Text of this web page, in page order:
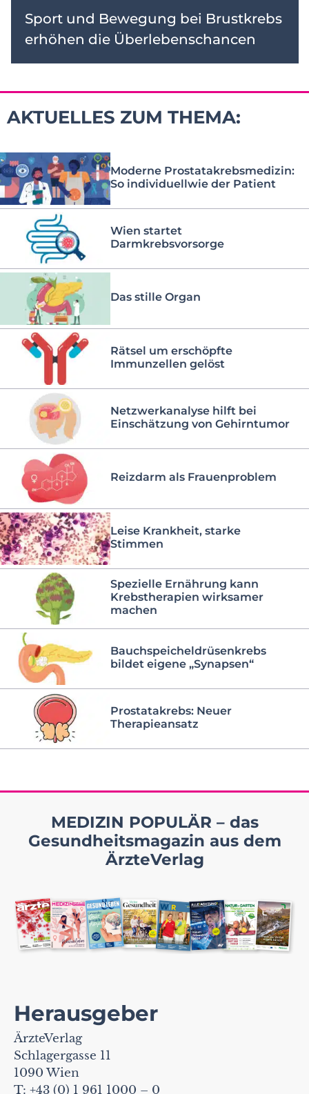
Sport und Bewegung bei Brustkrebs
erhöhen die Überlebenschancen
AKTUELLES ZUM THEMA:
Moderne Prostatakrebsmedizin:
So individuellwie der Patient
Wien startet
Darmkrebsvorsorge
Das stille Organ
Rätsel um erschöpfte
Immunzellen gelöst
Netzwerkanalyse hilft bei
Einschätzung von Gehirntumor
Reizdarm als Frauenproblem
Leise Krankheit, starke
Stimmen
Spezielle Ernährung kann
Krebstherapien wirksamer
machen
Bauchspeicheldrüsenkrebs
bildet eigene „Synapsen“
Prostatakrebs: Neuer
Therapieansatz
MEDIZIN POPULÄR – das
Gesundheitsmagazin aus dem
ÄrzteVerlag
Herausgeber
ÄrzteVerlag
Schlagergasse 11
1090 Wien
T: +43 (0) 1 961 1000 – 0